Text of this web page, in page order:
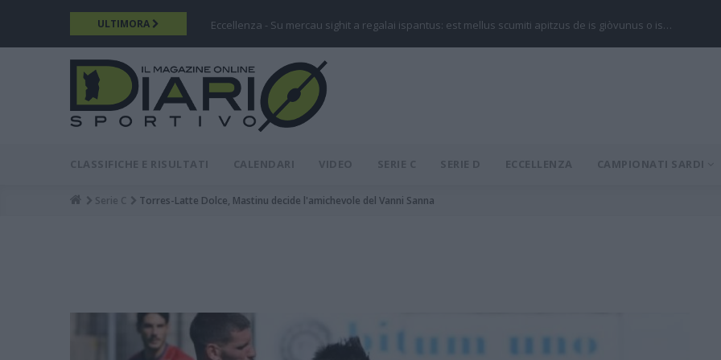
contenuto
ULTIMORA Eccellenza - Su mercau sighit a regalai ispantus: est mellus scumiti apitzus de is giòvunus o is…
MAIN
MENU
CLASSIFICHE E RISULTATI CALENDARI VIDEO SERIE C SERIE D ECCELLENZA CAMPIONATI SARDI
Breadcrumb
Serie C Torres-Latte Dolce, Mastinu decide l'amichevole del Vanni Sanna